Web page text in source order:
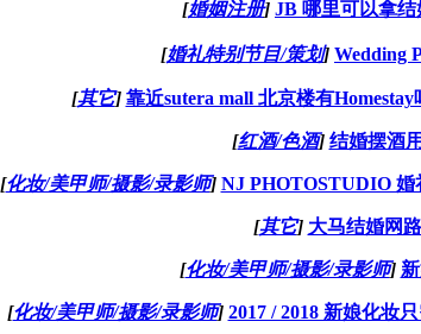
[婚姻注册] JB 哪里可以拿结
[婚礼特别节目/策划] Wedding
[其它] 靠近sutera mall 北京楼有
[红酒/色酒] 结婚摆酒
[化妆/美甲师/摄影/录影师] NJ PHOTOSTUDIO 婚
[其它] 大马结婚网
[化妆/美甲师/摄影/录影师]
[化妆/美甲师/摄影/录影师] 2017 / 2018 新娘化妆